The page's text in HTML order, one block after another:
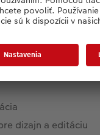
dizajn a editáciu